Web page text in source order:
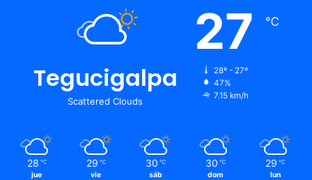
Tegucigalpa
Scattered Clouds
27 ℃
28º - 27º
47%
7.15 km/h
28 ℃
jue
29 ℃
vie
30 ℃
sáb
30 ℃
dom
29 ℃
lun